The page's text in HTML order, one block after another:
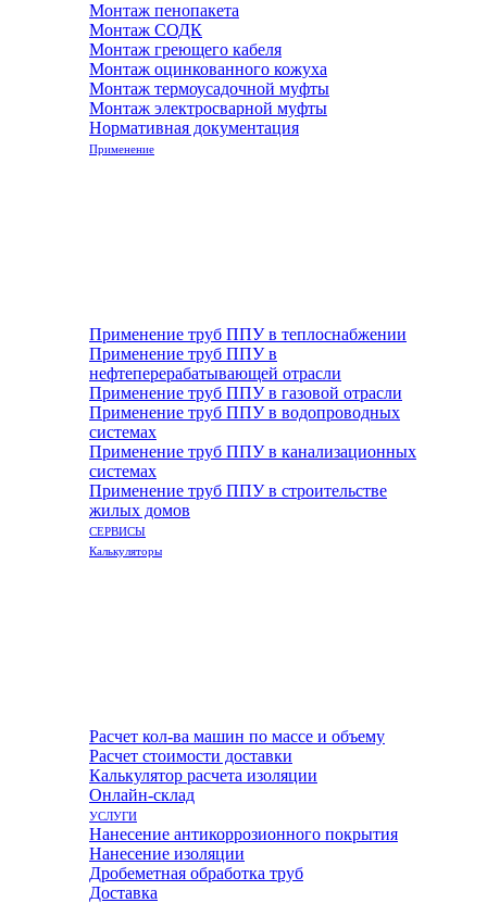
Монтаж пенопакета
Монтаж СОДК
Монтаж греющего кабеля
Монтаж оцинкованного кожуха
Монтаж термоусадочной муфты
Монтаж электросварной муфты
Нормативная документация
Применение
Применение труб ППУ в теплоснабжении
Применение труб ППУ в
нефтеперерабатывающей отрасли
Применение труб ППУ в газовой отрасли
Применение труб ППУ в водопроводных
системах
Применение труб ППУ в канализационных
системах
Применение труб ППУ в строительстве
жилых домов
СЕРВИСЫ
Калькуляторы
Расчет кол-ва машин по массе и объему
Расчет стоимости доставки
Калькулятор расчета изоляции
Онлайн-склад
УСЛУГИ
Нанесение антикоррозионного покрытия
Нанесение изоляции
Дробеметная обработка труб
Доставка